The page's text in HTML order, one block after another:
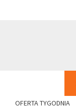
OFERTA TYGODNIA